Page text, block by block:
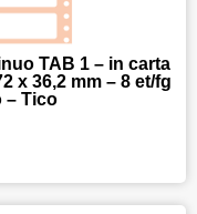
TAB 1 – in carta
x 36,2 mm – 8 et/fg
– Tico